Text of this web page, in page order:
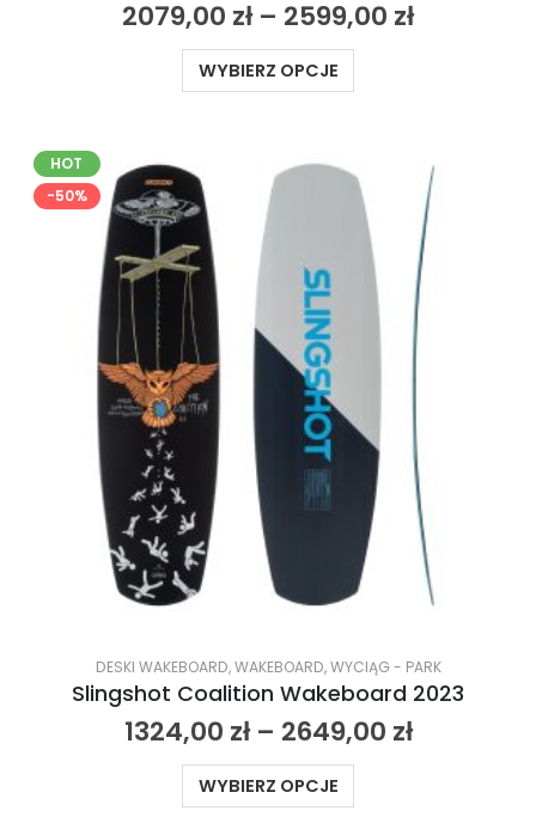
2079,00 zł – 2599,00 zł
WYBIERZ OPCJE
HOT
-50%
DESKI WAKEBOARD,WAKEBOARD,WYCIĄG - PARK
Slingshot Coalition Wakeboard 2023
1324,00 zł – 2649,00 zł
WYBIERZ OPCJE